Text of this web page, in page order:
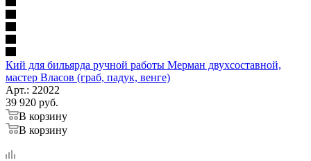
Кий для бильярда ручной работы Мерман двухсоставной,
мастер Власов (граб, падук, венге)
Арт.: 22022
39 920 руб.
В корзину
В корзину